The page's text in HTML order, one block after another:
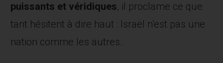
puissants et véridiques, il proclame ce que
tant hésitent à dire haut : Israël n’est pas une
nation comme les autres.